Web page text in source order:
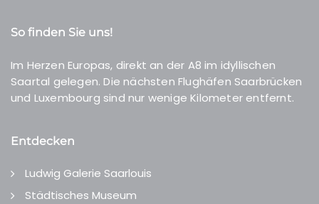
So finden Sie uns!
Im Herzen Europas, direkt an der A8 im idyllischen
Saartal gelegen. Die nächsten Flughäfen Saarbrücken
und Luxembourg sind nur wenige Kilometer entfernt.
Entdecken
Ludwig Galerie Saarlouis
Städtisches Museum